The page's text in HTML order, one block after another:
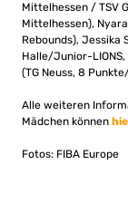
Mittelhessen / TSV
Mittelhessen),
Rebounds), Jessika
Halle/Junior-LIONS,
(TG Neuss, 8
Alle weiteren
Mädchen können
Fotos: FIBA Europe